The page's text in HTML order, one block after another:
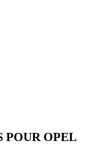
POUR OPEL